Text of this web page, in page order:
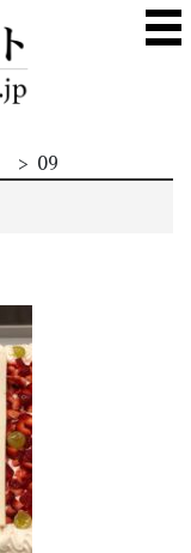
> 09